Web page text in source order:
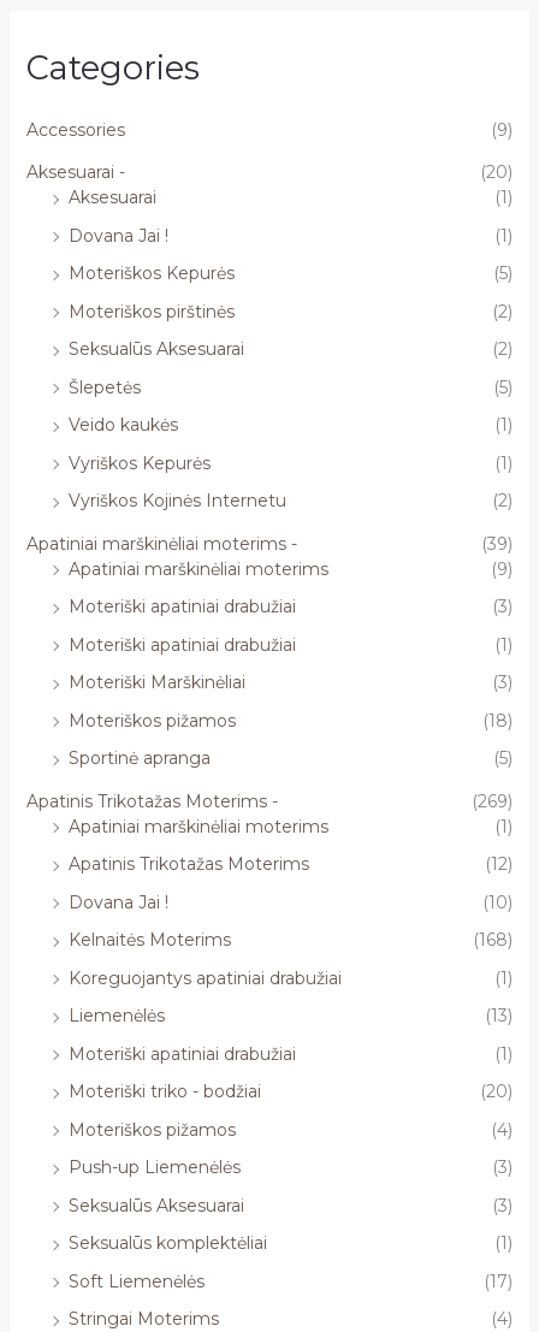
Categories
Accessories
(9)
Aksesuarai -
(20)
Aksesuarai
(1)
Dovana Jai !
(1)
Moteriškos Kepurės
(5)
Moteriškos pirštinės
(2)
Seksualūs Aksesuarai
(2)
Šlepetės
(5)
Veido kaukės
(1)
Vyriškos Kepurės
(1)
Vyriškos Kojinės Internetu
(2)
Apatiniai marškinėliai moterims -
(39)
Apatiniai marškinėliai moterims
(9)
Moteriški apatiniai drabužiai
(3)
Moteriški apatiniai drabužiai
(1)
Moteriški Marškinėliai
(3)
Moteriškos pižamos
(18)
Sportinė apranga
(5)
Apatinis Trikotažas Moterims -
(269)
Apatiniai marškinėliai moterims
(1)
Apatinis Trikotažas Moterims
(12)
Dovana Jai !
(10)
Kelnaitės Moterims
(168)
Koreguojantys apatiniai drabužiai
(1)
Liemenėlės
(13)
Moteriški apatiniai drabužiai
(1)
Moteriški triko - bodžiai
(20)
Moteriškos pižamos
(4)
Push-up Liemenėlės
(3)
Seksualūs Aksesuarai
(3)
Seksualūs komplektėliai
(1)
Soft Liemenėlės
(17)
Stringai Moterims
(4)